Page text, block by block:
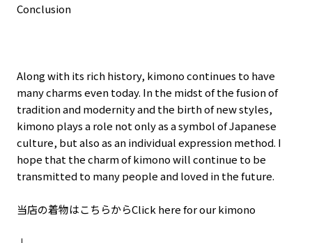
Conclusion
Along with its rich history, kimono continues to have
many charms even today. In the midst of the fusion of
tradition and modernity and the birth of new styles,
kimono plays a role not only as a symbol of Japanese
culture, but also as an individual expression method. I
hope that the charm of kimono will continue to be
transmitted to many people and loved in the future.
当店の着物はこちらからClick here for our kimono